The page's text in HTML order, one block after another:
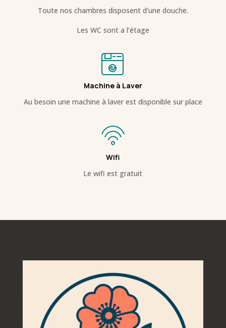
Toute nos chambres disposent d’une douche.
Les WC sont a l’étage
Machine à Laver
Au besoin une machine à laver est disponible sur place
Wifi
Le wifi est gratuit